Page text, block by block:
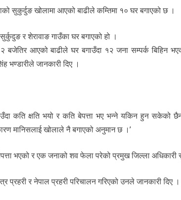
सुकुर्दुङ खोलामा आएको बाढीले कम्तिमा १० घर बगाएको छ ।
र शेरावाङ गाउँका घर बगाएको हो ।
बजेतिर आएको बाढीले घर बगाउँदा १२ जना सम्पर्क बिहिन
भण्डारीले जानकारी दिए ।
कति क्षति भयो र कति बेपत्ता भए भन्ने यकिन हुन सकेको
मानिसलाई खोलाले नै बगाएको अनुमान छ ।’
भएको र एक जनाको शव फेला परेको प्रमुख जिल्ला अधिकारी
र नेपाल प्रहरी परिचालन गरिएको उनले जानकारी दिए ।